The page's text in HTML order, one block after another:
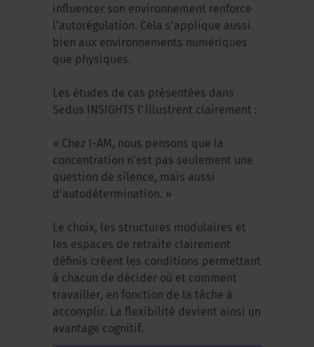
influencer son environnement renforce
l’autorégulation. Cela s’applique aussi
bien aux environnements numériques
que physiques.
Les études de cas présentées dans
Sedus INSIGHTS l’illustrent clairement :
« Chez I-AM, nous pensons que la
concentration n’est pas seulement une
question de silence, mais aussi
d’autodétermination. »
Le choix, les structures modulaires et
les espaces de retraite clairement
définis créent les conditions permettant
à chacun de décider où et comment
travailler, en fonction de la tâche à
accomplir. La flexibilité devient ainsi un
avantage cognitif.